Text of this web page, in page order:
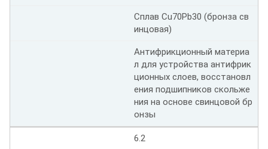
Сплав Cu70Pb30 (бронза св
инцовая)
Антифрикционный материа
л для устройства антифрик
ционных слоев, восстановл
ения подшипников скольже
ния на основе свинцовой бр
онзы
6.2